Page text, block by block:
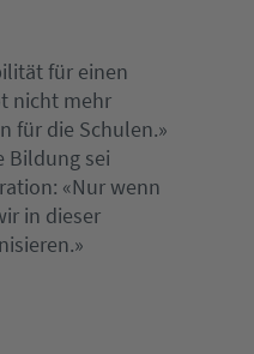
für einen
nicht mehr
für die Schulen.»
Bildung sei
«Nur wenn
in dieser